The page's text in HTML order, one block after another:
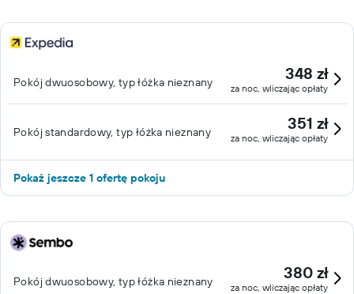
Pokój dwuosobowy, typ łóżka nieznany 348 zł
za noc, wliczając opłaty
Pokój standardowy, typ łóżka nieznany 351 zł
za noc, wliczając opłaty
Pokaż jeszcze 1 ofertę pokoju
Pokój dwuosobowy, typ łóżka nieznany 380 zł
za noc, wliczając opłaty